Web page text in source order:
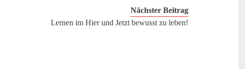
Nächster Beitrag
Lernen im Hier und Jetzt bewusst zu leben!